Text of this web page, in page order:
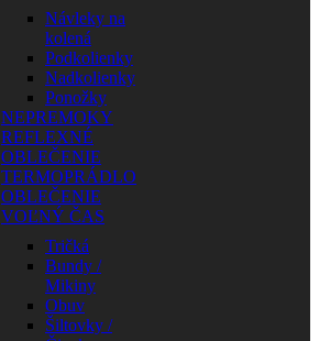
Návleky na
kolená
Podkolienky
Nadkolienky
Ponožky
NEPREMOKY
REFLEXNÉ
OBLEČENIE
TERMOPRÁDLO
OBLEČENIE
VOĽNÝ ČAS
Tričká
Bundy /
Mikiny
Obuv
Šiltovky /